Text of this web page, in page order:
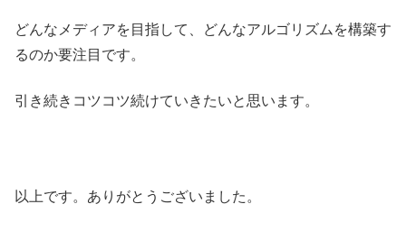
どんなメディアを目指して、どんなアルゴリズムを構築す
るのか要注目です。
引き続きコツコツ続けていきたいと思います。
以上です。ありがとうございました。